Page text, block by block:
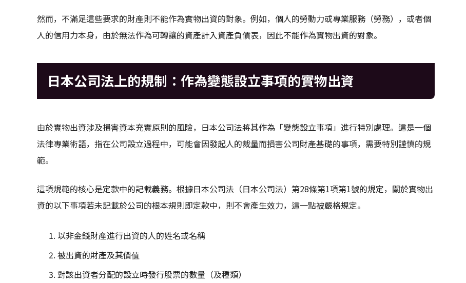
然而，不滿足這些要求的財產則不能作為實物出資的對象。例如，個人的勞動力或專業服務（勞務），或者個
人的信用力本身，由於無法作為可轉讓的資產計入資產負債表，因此不能作為實物出資的對象。
日本公司法上的規制：作為變態設立事項的實物出資
由於實物出資涉及損害資本充實原則的風險，日本公司法將其作為「變態設立事項」進行特別處理。這是一個
法律專業術語，指在公司設立過程中，可能會因發起人的裁量而損害公司財產基礎的事項，需要特別謹慎的規
範。
這項規範的核心是定款中的記載義務。根據日本公司法（日本公司法）第28條第1項第1號的規定，關於實物出
資的以下事項若未記載於公司的根本規則即定款中，則不會產生效力，這一點被嚴格規定。
以非金錢財產進行出資的人的姓名或名稱
被出資的財產及其價值
對該出資者分配的設立時發行股票的數量（及種類）